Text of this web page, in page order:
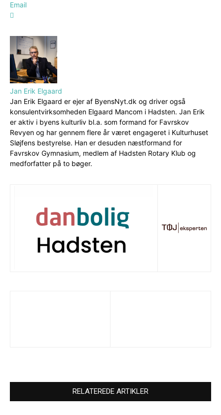
Email
Jan Erik Elgaard
Jan Erik Elgaard er ejer af ByensNyt.dk og driver også
konsulentvirksomheden Elgaard Mancom i Hadsten. Jan Erik
er aktiv i byens kulturliv bl.a. som formand for Favrskov
Revyen og har gennem flere år været engageret i Kulturhuset
Sløjfens bestyrelse. Han er desuden næstformand for
Favrskov Gymnasium, medlem af Hadsten Rotary Klub og
medforfatter på to bøger.
RELATEREDE ARTIKLER